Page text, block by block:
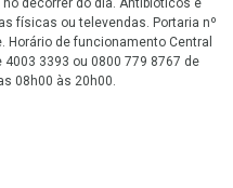
decorrer do dia. Antibióticos e
físicas ou televendas. Portaria nº
Horário de funcionamento Central
3393 ou 0800 779 8767 de
08h00 às 20h00.